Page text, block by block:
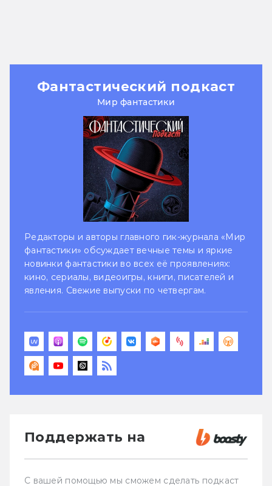
Фантастический подкаст
Мир фантастики
Редакторы и авторы главного гик-журнала «Мир
фантастики» обсуждает вечные темы и яркие
новинки фантастики во всех её проявлениях:
кино, сериалы, видеоигры, книги, писателей и
явления. Свежие выпуски по четвергам.
Поддержать на
С вашей помощью мы сможем сделать подкаст